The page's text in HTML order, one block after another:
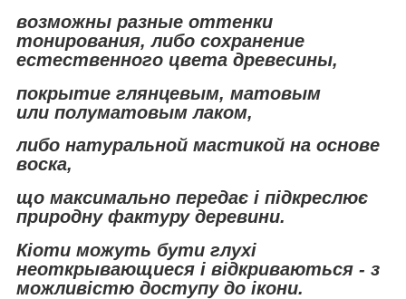
возможны разные оттенки
тонирования, либо сохранение
естественного цвета древесины,
покрытие глянцевым, матовым
или полуматовым лаком,
либо натуральной мастикой на основе
воска,
що максимально передає і підкреслює
природну фактуру деревини.
Кіоти можуть бути глухі
неоткрывающиеся і відкриваються - з
можливістю доступу до ікони.